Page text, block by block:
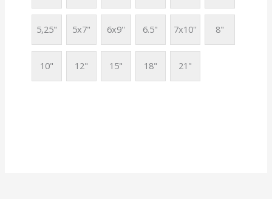
5,25" 5x7" 6x9'' 6.5" 7x10'' 8"
10" 12" 15" 18" 21"